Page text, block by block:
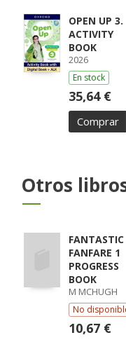
ELENA /
OPEN UP 3.
ACTIVITY
BOOK
2026
En stock
35,64 €
Comprar
Otros
FANTASTIC
FANFARE 1
PROGRESS
BOOK
M MCHUGH
No
10,67 €